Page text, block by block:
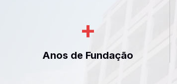
+
Anos de Fundação